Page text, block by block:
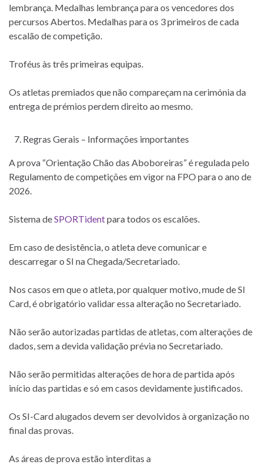
lembrança. Medalhas lembrança para os vencedores dos
percursos Abertos. Medalhas para os 3 primeiros de cada
escalão de competição.
Troféus às três primeiras equipas.
Os atletas premiados que não compareçam na cerimónia da
entrega de prémios perdem direito ao mesmo.
Regras Gerais – Informações importantes
A prova “Orientação Chão das Aboboreiras” é regulada pelo
Regulamento de competições em vigor na FPO para o ano de
2026.
Sistema deSPORTidentpara todos os escalões.
Em caso de desistência, o atleta deve comunicar e
descarregar o SI na Chegada/Secretariado.
Nos casos em que o atleta, por qualquer motivo, mude de SI
Card, é obrigatório validar essa alteração no Secretariado.
Não serão autorizadas partidas de atletas, com alterações de
dados, sem a devida validação prévia no Secretariado.
Não serão permitidas alterações de hora de partida após
início das partidas e só em casos devidamente justificados.
Os SI-Card alugados devem ser devolvidos à organização no
final das provas.
As áreas de prova estão interditas a